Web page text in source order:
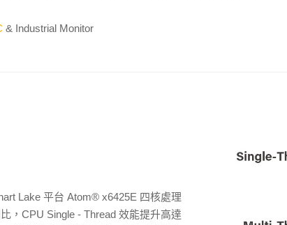
& Industrial Monitor
Lake 平台 Atom® x6425E 四核處理
，CPU Single - Thread 效能提升高達